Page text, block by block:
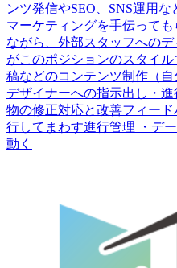
ンツ発信やSEO、SNS運用
マーケティングを手伝って
ながら、外部スタッフへの
がこのポジションのスタイ
稿などのコンテンツ制作（
デザイナーへの指示出し・
物の修正対応と改善フィー
行してまわす進行管理 ・デ
動く